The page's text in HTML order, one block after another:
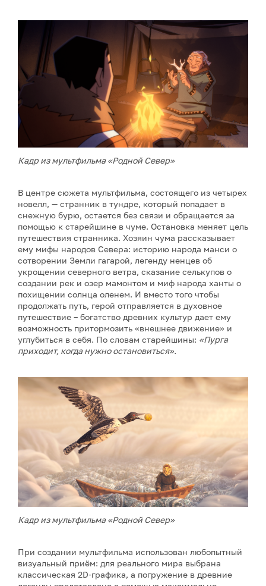
Кадр из мультфильма «Родной Север»
В центре сюжета мультфильма, состоящего из четырех
новелл, — странник в тундре, который попадает в
снежную бурю, остается без связи и обращается за
помощью к старейшине в чуме. Остановка меняет цель
путешествия странника. Хозяин чума рассказывает
ему мифы народов Севера: историю народа манси о
сотворении Земли гагарой, легенду ненцев об
укрощении северного ветра, сказание селькупов о
создании рек и озер мамонтом и миф народа ханты о
похищении солнца оленем. И вместо того чтобы
продолжать путь, герой отправляется в духовное
путешествие – богатство древних культур дает ему
возможность притормозить «внешнее движение» и
углубиться в себя. По словам старейшины: «Пурга
приходит, когда нужно остановиться».
Кадр из мультфильма «Родной Север»
При создании мультфильма использован любопытный
визуальный приём: для реального мира выбрана
классическая 2D-графика, а погружение в древние